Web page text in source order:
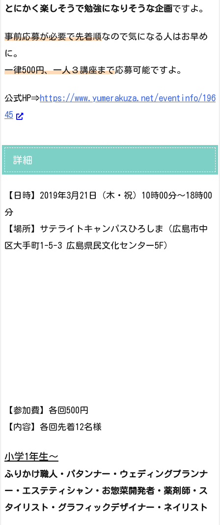
とにかく楽しそうで勉強になりそうな企画ですよ。
事前応募が必要で先着順なので気になる人はお早め
に。
一律500円、一人３講座まで応募可能ですよ。
公式HP⇒https://www.yumerakuza.net/eventinfo/196
45
詳細
【日時】2019年3月21日（木・祝）10時00分～18時00
分
【場所】サテライトキャンパスひろしま（広島市中
区大手町1-5-3 広島県民文化センター5F）
【参加費】各回500円
【内容】各回先着12名様
小学1年生～
ふりかけ職人・パタンナー・ウェディングプランナ
ー・エステティシャン・お惣菜開発者・薬剤師・ス
タイリスト・グラフィックデザイナー・ネイリスト